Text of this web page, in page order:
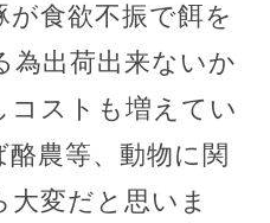
食欲不振で餌を
為出荷出来ないか
コストも増えてい
農等、動物に関
変だと思いま